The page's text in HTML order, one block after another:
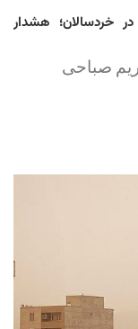
خردسالان؛ هشدار
صباحی